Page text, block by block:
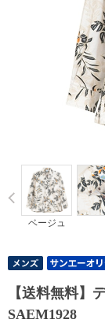
ベージュ
Prev
【送料無料】
SAEM1928